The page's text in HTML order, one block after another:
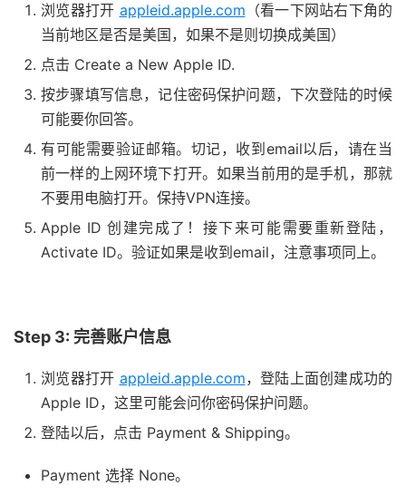
浏览器打开 appleid.apple.com （看一下网站右下角的
当前地区是否是美国，如果不是则切换成美国）
点击 Create a New Apple ID.
按步骤填写信息，记住密码保护问题，下次登陆的时候
可能要你回答。
有可能需要验证邮箱。切记，收到email以后，请在当
前一样的上网环境下打开。如果当前用的是手机，那就
不要用电脑打开。保持VPN连接。
Apple ID 创建完成了！接下来可能需要重新登陆，
Activate ID。验证如果是收到email，注意事项同上。
Step 3: 完善账户信息
浏览器打开 appleid.apple.com，登陆上面创建成功的
Apple ID，这里可能会问你密码保护问题。
登陆以后，点击 Payment & Shipping。
Payment 选择 None。